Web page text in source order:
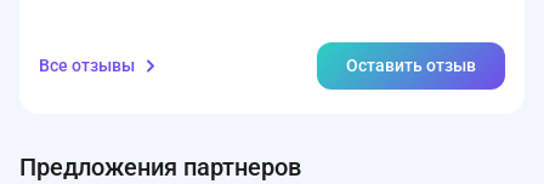
Все отзывы Оставить отзыв
Предложения партнеров